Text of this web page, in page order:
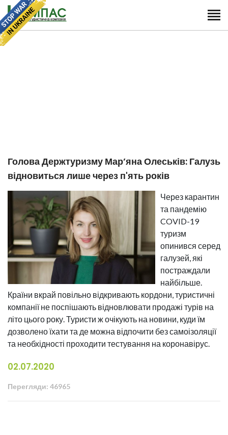
Голова Держтуризму Мар’яна Олеськів: Галузь
відновиться лише через п'ять років
Через карантин
та пандемію
COVID-19
туризм
опинився серед
галузей, які
постраждали
найбільше.
Країни вкрай повільно відкривають кордони, туристичні
компанії не поспішають відновлювати продажі турів на
літо цього року. Туристи ж очікують на новини, куди їм
дозволено їхати та де можна відпочити без самоізоляції
та необхідності проходити тестування на коронавірус.
02.07.2020
Перегляди: 46965